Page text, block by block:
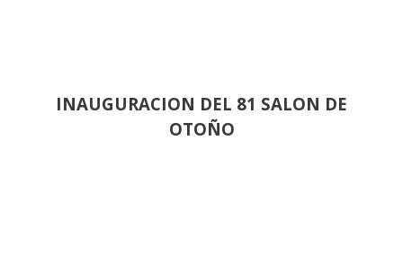
INAUGURACION DEL 81 SALON DE
OTOÑO